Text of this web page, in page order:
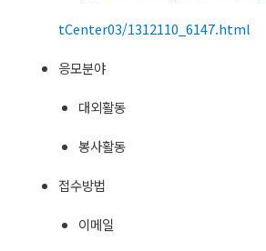
tCenter03/1312110_6147.html
응모분야
대외활동
봉사활동
접수방법
이메일